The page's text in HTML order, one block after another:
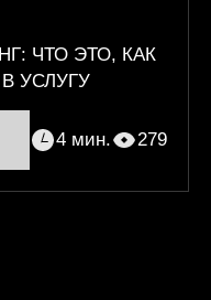
ЧТО ЭТО, КАК
УСЛУГУ
4 мин. 279